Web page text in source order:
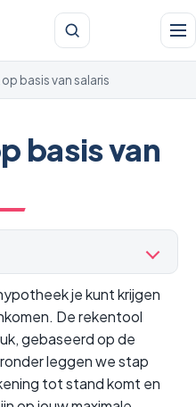
basis van salaris
basis van
je kunt krijgen
De rekentool
gebaseerd op de
leggen we stap
tot stand komt en